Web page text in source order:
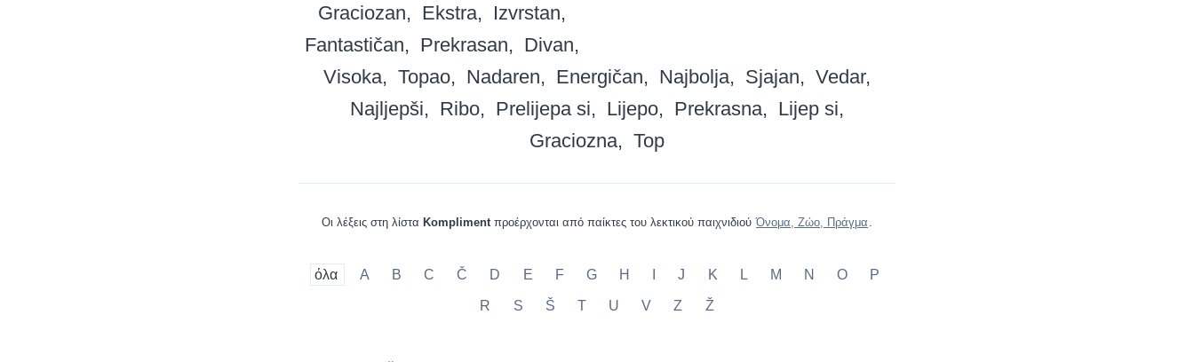
Graciozan
Ekstra
Izvrstan
Fantastičan
Prekrasan
Divan
Visoka
Topao Nadaren Energičan Najbolja Sjajan
Vedar
Najljepši
Ribo Prelijepa si Lijepo Prekrasna
Lijep si
Graciozna
Top
Οι λέξεις στη λίστα Komplimentπροέρχονται από παίκτες του λεκτικού παιχνιδιού Όνομα, Ζώο, Πράγμα .
όλα A B C Č D E F G H J K L M N O P
R S Š T U V Z Ž